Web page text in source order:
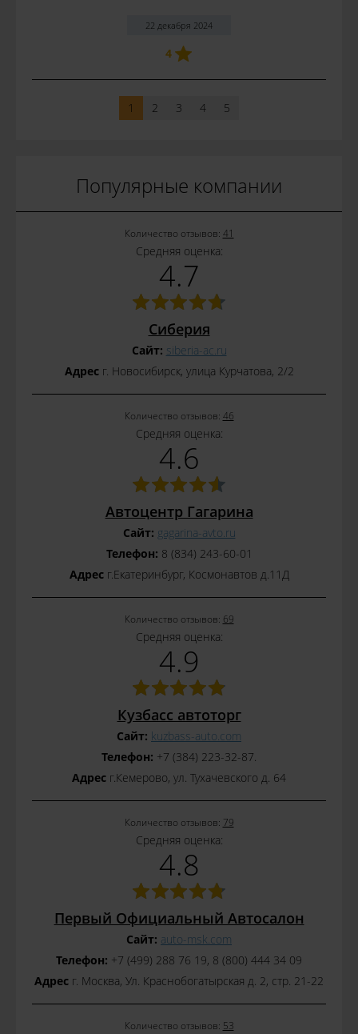
22 декабря 2024
4
1 2 3 4 5
Популярные компании
Количество отзывов: 41
Средняя оценка:
4.7
Сиберия
Сайт: siberia-ac.ru
Адресг. Новосибирск, улица Курчатова, 2/2
Количество отзывов: 46
Средняя оценка:
4.6
Автоцентр Гагарина
Сайт: gagarina-avto.ru
Телефон: 8 (834) 243-60-01
Адресг.Екатеринбург, Космонавтов д.11Д
Количество отзывов: 69
Средняя оценка:
4.9
Кузбасс автоторг
Сайт: kuzbass-auto.com
Телефон: +7 (384) 223-32-87.
Адрес г.Кемерово, ул. Тухачевского д. 64
Количество отзывов: 79
Средняя оценка:
4.8
Первый Официальный Автосалон
Сайт: auto-msk.com
Телефон: +7 (499) 288 76 19, 8 (800) 444 34 09
Адрес г. Москва, Ул. Краснобогатырская д. 2, стр. 21-22
Количество отзывов: 53